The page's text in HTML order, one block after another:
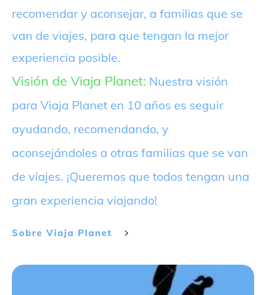
recomendar y aconsejar, a familias que se
van de viajes, para que tengan la mejor
experiencia posible.
Visión de Viaja Planet: Nuestra visión
para Viaja Planet en 10 años es seguir
ayudando, recomendando, y
aconsejándoles a otras familias que se van
de viajes. ¡Queremos que todos tengan una
gran experiencia viajando!
Sobre Viaja Planet